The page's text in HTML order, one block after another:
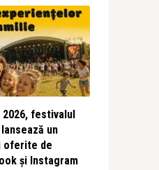
festivalul
un
oferite de
și Instagram